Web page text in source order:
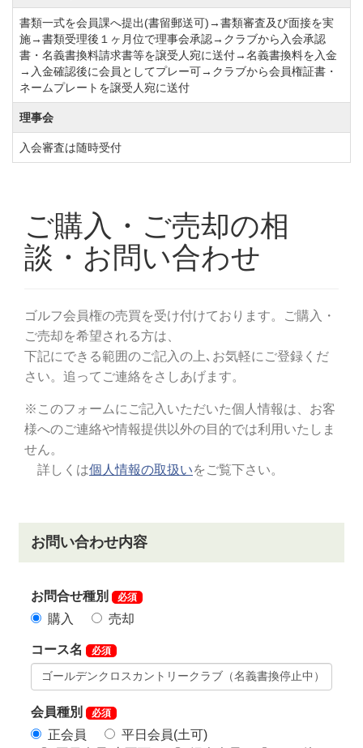
◆周辺ゴルフ場
「トーヨーカントリークラブ」「米原ゴルフ倶楽部」
「レイクウッド大多喜カントリークラブ」「鳳琳カン
トリー倶楽部」
◆交通機関
・電車をご利用の場合
JR外房線「茂原駅」下車。タクシー利用で30分。
いすみ鉄道「大多喜駅」下車。タクシー利用で10分。
りアクセスも可能。
市原鶴舞バスターミナル下車後、完全予約制のクラブ
バスの運行もあります。
書類一式を会員課へ提出(書留郵送可)→書類審査及び面接を実
施→書類受理後１ヶ月位で理事会承認→クラブから入会承認
書・名義書換料請求書等を譲受人宛に送付→名義書換料を入金
→入金確認後に会員としてプレー可→クラブから会員権証書・
ネームプレートを譲受人宛に送付
理事会
入会審査は随時受付